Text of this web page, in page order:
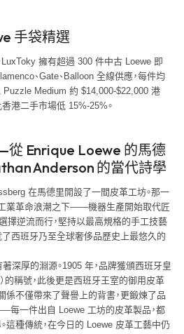
手袋精選
擁有超過 300 件中古 Loewe 即
、Gate、Balloon 全線供應，每件均
Puzzle Medium 約 $14,000-$22,000 港
港二手市場低 15%-25%。
Enrique Loewe 的馬德
Anderson 的當代詩學
在馬德里開設了一間皮革工坊。那一
業革命浪潮之下——機器生產開始取代匠
擇逆流而行，堅持以最高規格的手工技藝
了西班牙乃至全球奢侈品歷史上最悠久的
深厚的淵源。1905 年，品牌獲頒西班牙皇
的稱號，此後更是西班牙王室的御用皮革
係不僅帶來了聲譽上的背書，更鍛煉了品
一件出自 Loewe 工坊的皮革製品，都
這種傳統，在今日的 Loewe 皮革工藝中仍